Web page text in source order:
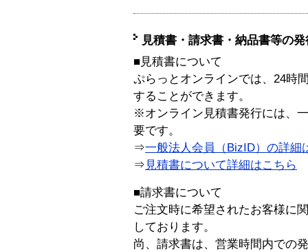
見積書・請求書・納品書等の
■見積書について
ぷらっとオンラインでは、24時
することができます。
※オンライン見積書発行には、
要です。
⇒一般法人会員（BizID）の詳細
⇒ 見積書について詳細はこちら
■請求書について
ご注文時に希望されたお客様に
しております。
尚、請求書は、営業時間内での